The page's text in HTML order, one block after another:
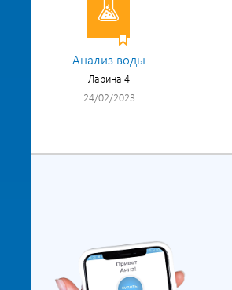
Анализ воды
Ларина 4
24/02/2023